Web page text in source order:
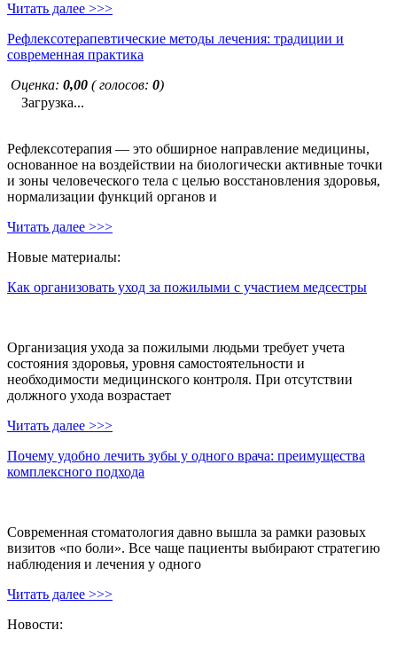
Читать далее >>>
Рефлексотерапевтические методы лечения: традиции и
современная практика
Оценка: 0,00 ( голосов: 0)
Загрузка...
Рефлексотерапия — это обширное направление медицины,
основанное на воздействии на биологически активные точки
и зоны человеческого тела с целью восстановления здоровья,
нормализации функций органов и
Читать далее >>>
Новые материалы:
Как организовать уход за пожилыми с участием медсестры
Организация ухода за пожилыми людьми требует учета
состояния здоровья, уровня самостоятельности и
необходимости медицинского контроля. При отсутствии
должного ухода возрастает
Читать далее >>>
Почему удобно лечить зубы у одного врача: преимущества
комплексного подхода
Современная стоматология давно вышла за рамки разовых
визитов «по боли». Все чаще пациенты выбирают стратегию
наблюдения и лечения у одного
Читать далее >>>
Новости: